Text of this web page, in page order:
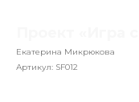
Екатерина Микрюкова
Артикул: SF012